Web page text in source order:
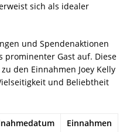
sich als idealer
und Spendenaktionen
prominenter Gast auf. Diese
den Einnahmen Joey Kelly
und Beliebtheit
Einnahmen